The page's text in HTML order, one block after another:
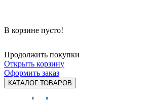
В корзине пусто!
Продолжить покупки
Открыть корзину
Оформить заказ
КАТАЛОГ ТОВАРОВ